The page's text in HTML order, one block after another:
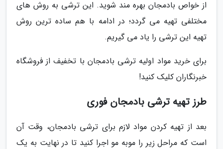
از خواص بادمجان بهره مند شوید. این ترشی به روش های
مختلفی تهیه می گردد؛ در ادامه با هم ساده ترین روش
تهیه این ترشی را یاد می گیریم.
برای خرید مواد اولیه ترشی بادمجان با تخفیف از فروشگاه
خبرنگاران کلیک کنید!
طرز تهیه ترشی بادمجان فوری
بعد از تهیه کردن مواد لازم برای ترشی بادمجان، وقت آن
است که مراحل زیر را موبه مو اجرا کنید تا در نهایت به یک